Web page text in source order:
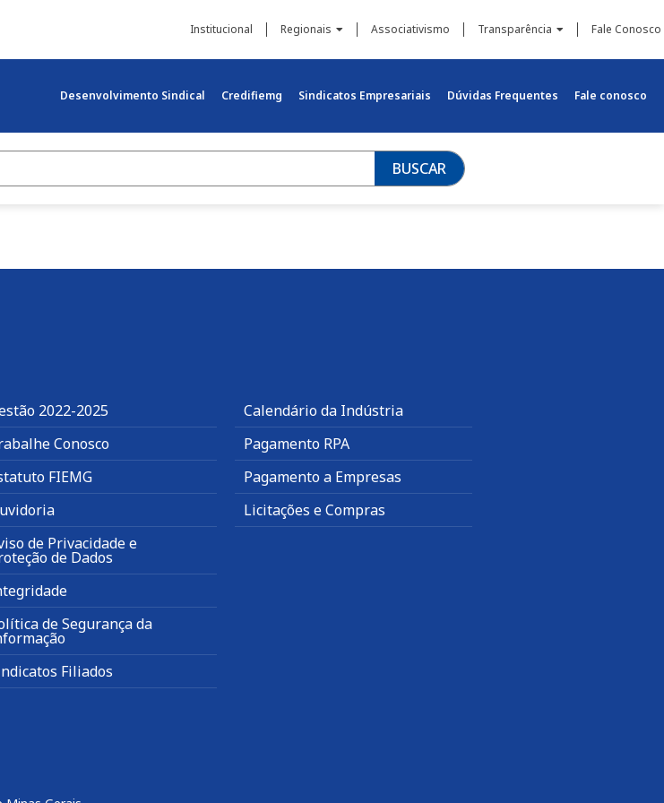
Institucional Regionais Associativismo Transparência Fale Conosco
Desenvolvimento Sindical Credifiemg Sindicatos Empresariais Dúvidas Frequentes Fale conosco
BUSCAR
2022-2025
Conosco
FIEMG
de Privacidade e
de Dados
de Segurança da
Filiados
Calendário da Indústria
Pagamento RPA
Pagamento a Empresas
Licitações e Compras